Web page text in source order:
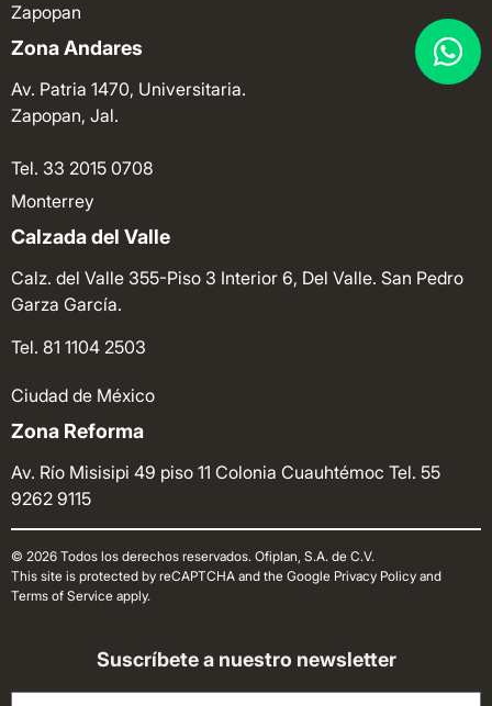
Zapopan
Zona Andares
Av. Patria 1470, Universitaria.
Zapopan, Jal.
Tel. 33 2015 0708
Monterrey
Calzada del Valle
Calz. del Valle 355-Piso 3 Interior 6, Del Valle. San Pedro
Garza García.
Tel. 81 1104 2503
Ciudad de México
Zona Reforma
Av. Río Misisipi 49 piso 11 Colonia Cuauhtémoc Tel. 55
9262 9115
© 2026 Todos los derechos reservados. Ofiplan, S.A. de C.V.
This site is protected by reCAPTCHA and the Google Privacy Policy and
Terms of Service apply.
Suscríbete a nuestro newsletter